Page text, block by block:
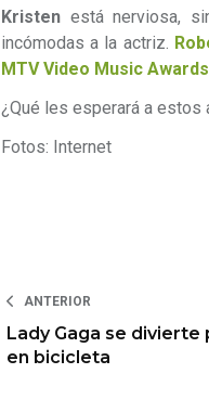
Kristen está nerviosa,
incómodas a la actriz.
MTV Video Music Awards
¿Qué les esperará a estos
Fotos: Internet
ANTERIOR
Lady Gaga se divierte
en bicicleta